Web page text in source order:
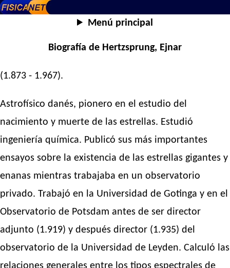
Menú principal
Biografía de Hertzsprung, Ejnar
(1.873 - 1.967).
Astrofísico danés, pionero en el estudio del
nacimiento y muerte de las estrellas. Estudió
ingeniería química. Publicó sus más importantes
ensayos sobre la existencia de las estrellas gigantes y
enanas mientras trabajaba en un observatorio
privado. Trabajó en la Universidad de Gotinga y en el
Observatorio de Potsdam antes de ser director
adjunto (1.919) y después director (1.935) del
observatorio de la Universidad de Leyden. Calculó las